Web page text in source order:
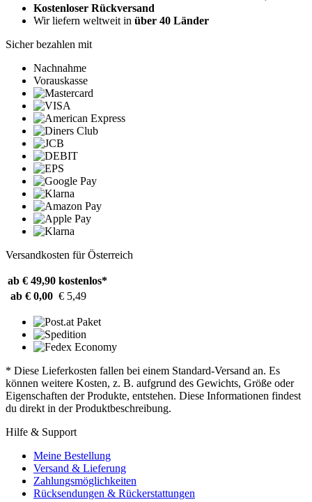
Kostenloser Rückversand
Wir liefern weltweit in über 40 Länder
Sicher bezahlen mit
Nachnahme
Vorauskasse
Versandkosten für Österreich
ab € 49,90 kostenlos*
ab € 0,00 € 5,49
* Diese Lieferkosten fallen bei einem Standard-Versand an. Es
können weitere Kosten, z. B. aufgrund des Gewichts, Größe oder
Eigenschaften der Produkte, entstehen. Diese Informationen findest
du direkt in der Produktbeschreibung.
Hilfe & Support
Meine Bestellung
Versand & Lieferung
Zahlungsmöglichkeiten
Rücksendungen & Rückerstattungen